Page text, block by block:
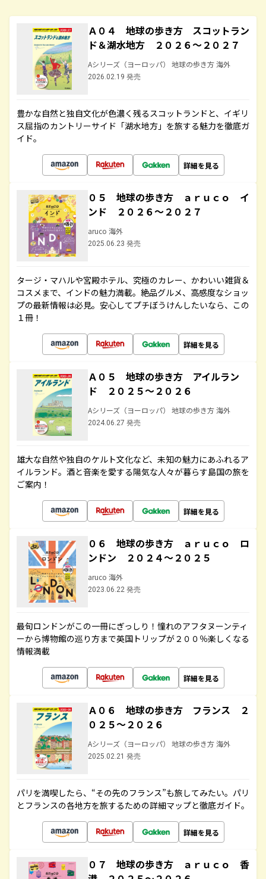
Ａ０４ 地球の歩き方 スコットラン
ド＆湖水地方 ２０２６～２０２７
Aシリーズ（ヨーロッパ） 地球の歩き方 海外
2026.02.19 発売
豊かな自然と独自文化が色濃く残るスコットランドと、イギリ
ス屈指のカントリーサイド「湖水地方」を旅する魅力を徹底ガ
イド。
詳細を見る
０５ 地球の歩き方 ａｒｕｃｏ イ
ンド ２０２６～２０２７
aruco 海外
2025.06.23 発売
タージ・マハルや宮殿ホテル、究極のカレー、かわいい雑貨＆
コスメまで、インドの魅力満載。絶品グルメ、高感度なショッ
プの最新情報は必見。安心してプチぼうけんしたいなら、この
１冊！
詳細を見る
Ａ０５ 地球の歩き方 アイルラン
ド ２０２５～２０２６
Aシリーズ（ヨーロッパ） 地球の歩き方 海外
2024.06.27 発売
雄大な自然や独自のケルト文化など、未知の魅力にあふれるア
イルランド。酒と音楽を愛する陽気な人々が暮らす島国の旅を
ご案内！
詳細を見る
０６ 地球の歩き方 ａｒｕｃｏ ロ
ンドン ２０２４～２０２５
aruco 海外
2023.06.22 発売
最旬ロンドンがこの一冊にぎっしり！憧れのアフタヌーンティ
ーから博物館の巡り方まで英国トリップが２００％楽しくなる
情報満載
詳細を見る
Ａ０６ 地球の歩き方 フランス ２
０２５～２０２６
Aシリーズ（ヨーロッパ） 地球の歩き方 海外
2025.02.21 発売
パリを満喫したら、“その先のフランス”も旅してみたい。パリ
とフランスの各地方を旅するための詳細マップと徹底ガイド。
詳細を見る
０７ 地球の歩き方 ａｒｕｃｏ 香